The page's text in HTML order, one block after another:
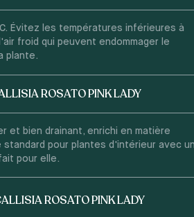
Évitez les températures inférieures à
froid qui peuvent endommager le
plante.
ROSATO PINK LADY
et bien drainant, enrichi en matière
standard pour plantes d'intérieur avec un
pour elle.
ROSATO PINK LADY